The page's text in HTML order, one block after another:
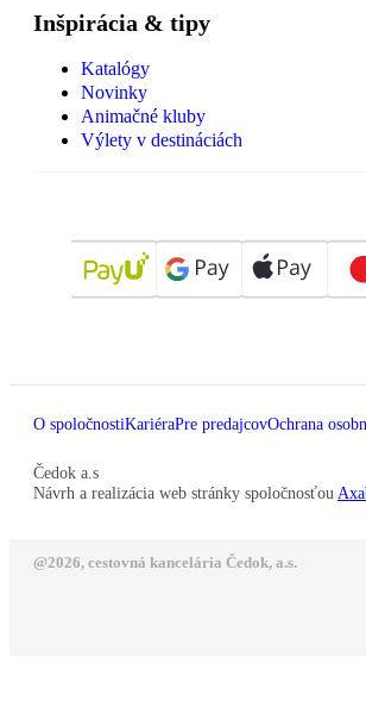
Inšpirácia & tipy
Katalógy
Novinky
Animačné kluby
Výlety v destináciách
O spoločnostiKariéraPre predajcovOchrana
Čedok a.s
Návrh a realizácia web stránky spoločnosťou
@2026, cestovná kancelária Čedok, a.s.